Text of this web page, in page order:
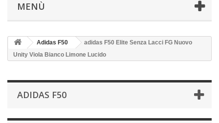
MENÙ
Adidas F50
adidas F50 Elite Senza Lacci FG Nuovo
Unity Viola Bianco Limone Lucido
ADIDAS F50